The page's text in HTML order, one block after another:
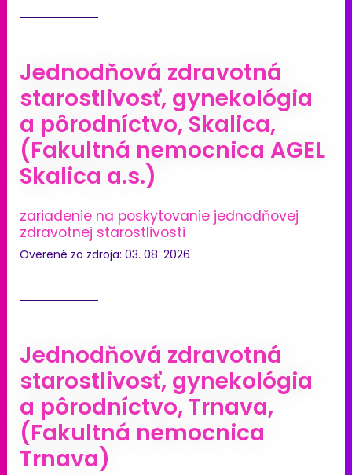
Jednodňová zdravotná
starostlivosť, gynekológia
a pôrodníctvo, Skalica,
(Fakultná nemocnica AGEL
Skalica a.s.)
zariadenie na poskytovanie jednodňovej
zdravotnej starostlivosti
Overené zo zdroja: 03. 08. 2026
Jednodňová zdravotná
starostlivosť, gynekológia
a pôrodníctvo, Trnava,
(Fakultná nemocnica
Trnava)